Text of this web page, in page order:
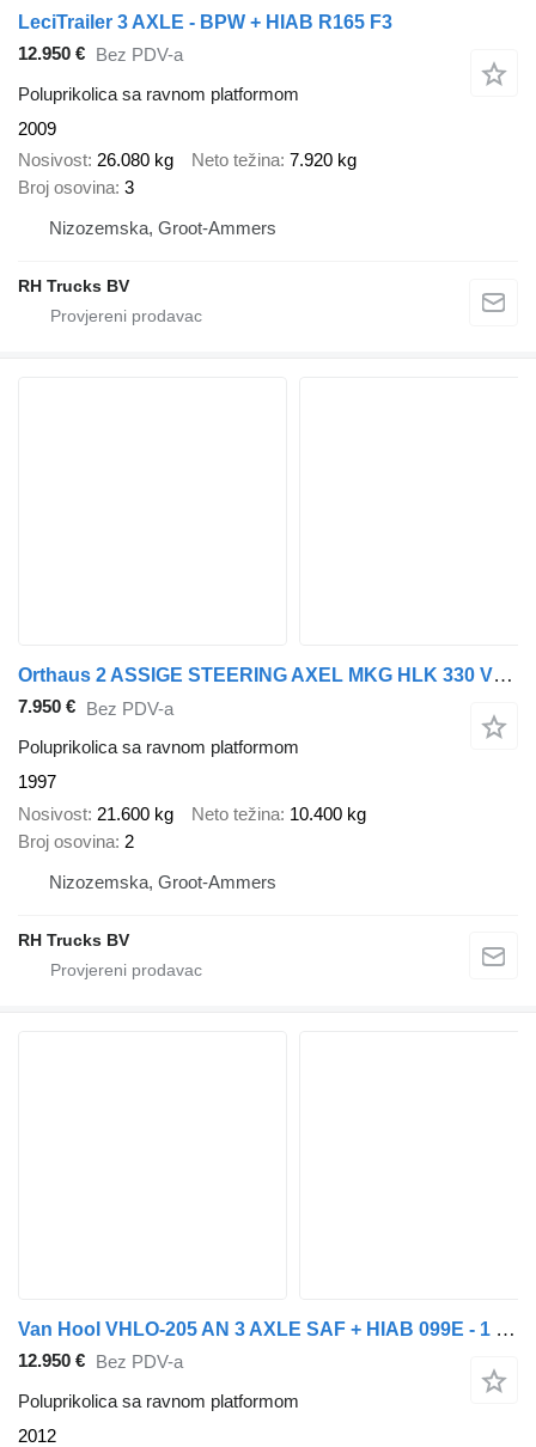
LeciTrailer 3 AXLE - BPW + HIAB R165 F3
12.950 € Bez PDV-a
Poluprikolica sa ravnom platformom
2009
Nosivost 26.080 kg Neto težina 7.920 kg
Broj osovina 3
Nizozemska, Groot-Ammers
RH Trucks BV
Orthaus 2 ASSIGE STEERING AXEL MKG HLK 330 VG CRANE
7.950 € Bez PDV-a
Poluprikolica sa ravnom platformom
1997
Nosivost 21.600 kg Neto težina 10.400 kg
Broj osovina 2
Nizozemska, Groot-Ammers
RH Trucks BV
Van Hool VHLO-205 AN 3 AXLE SAF + HIAB 099E - 1 HIPRO + REMOTE CONTROL
12.950 € Bez PDV-a
Poluprikolica sa ravnom platformom
2012